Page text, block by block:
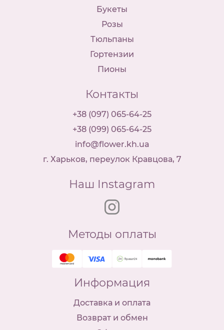
Букеты
Розы
Тюльпаны
Гортензии
Пионы
Контакты
+38 (097) 065-64-25
+38 (099) 065-64-25
info@flower.kh.ua
г. Харьков, переулок Кравцова, 7
Наш Instagram
Методы оплаты
Информация
Доставка и оплата
Возврат и обмен